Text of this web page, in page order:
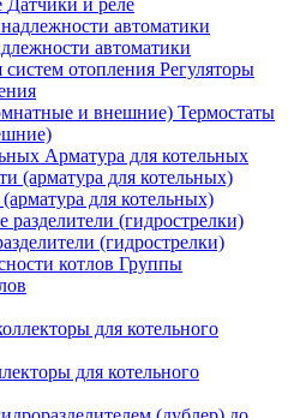
Датчики и реле
автоматики
Регуляторы
Термостаты
Арматура для котельных
для котельных)
(гидрострелки)
Группы
для котельного